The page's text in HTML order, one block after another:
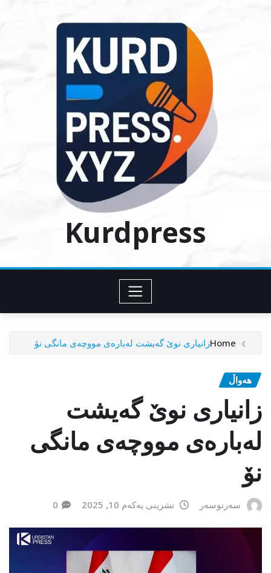
Kurdpress
Homeزانیاری نوێ گەیشت لەبارەی مووچەی مانگی نۆ
هەواڵ
زانیاری نوێ گەیشت
لەبارەی مووچەی مانگی
نۆ
سەرنوسەر تشرینی یەکەم 10, 2025 0